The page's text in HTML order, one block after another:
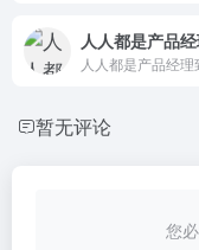
人人都是产品
暂无评论
您